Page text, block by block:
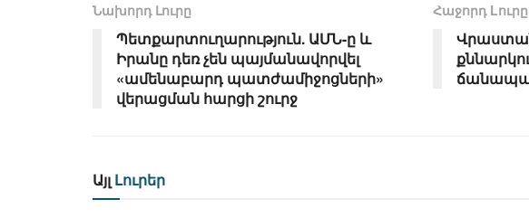
Նախորդ Լուրը
Պետքարտուղարություն. ԱՄՆ-ը և
Իրանը դեռ չեն պայմանավորվել
«ամենաբարդ պատժամիջոցների»
վերացման հարցի շուրջ
Հաջորդ Lուրը
Այլ Լուրեր